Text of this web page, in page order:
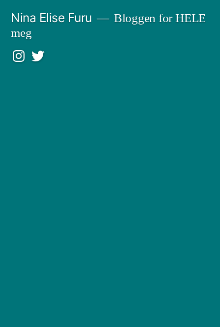
innhold
Nina Elise Furu
Bloggen for HELE
meg
Instagram
Twitter